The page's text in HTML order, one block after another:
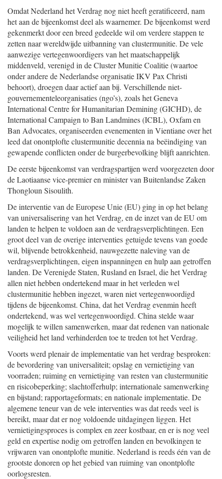
Omdat Nederland het Verdrag nog niet heeft geratificeerd, nam
het aan de bijeenkomst deel als waarnemer. De bijeenkomst werd
gekenmerkt door een breed gedeelde wil om verdere stappen te
zetten naar wereldwijde uitbanning van clustermunitie. De vele
aanwezige vertegenwoordigers van het maatschappelijk
middenveld, verenigd in de Cluster Munitie Coalitie (waartoe
onder andere de Nederlandse organisatie IKV Pax Christi
behoort), droegen daar actief aan bij. Verschillende niet-
gouvernementeleorganisaties (ngo’s), zoals het Geneva
International Centre for Humanitarian Demining (GICHD), de
International Campaign to Ban Landmines (ICBL), Oxfam en
Ban Advocates, organiseerden evenementen in Vientiane over het
leed dat onontplofte clustermunitie decennia na beëindiging van
gewapende conflicten onder de burgerbevolking blijft aanrichten.
De eerste bijeenkomst van verdragspartijen werd voorgezeten door
de Laotiaanse vice-premier en minister van Buitenlandse Zaken
Thongloun Sisoulith.
De interventie van de Europese Unie (EU) ging in op het belang
van universalisering van het Verdrag, en de inzet van de EU om
landen te helpen te voldoen aan de verdragsverplichtingen. Een
groot deel van de overige interventies getuigde tevens van goede
wil, blijvende betrokkenheid, nauwgezette naleving van de
verdragsverplichtingen, eigen inspanningen en hulp aan getroffen
landen. De Verenigde Staten, Rusland en Israel, die het Verdrag
allen niet hebben ondertekend maar in het verleden wel
clustermunitie hebben ingezet, waren niet vertegenwoordigd
tijdens de bijeenkomst. China, dat het Verdrag evenmin heeft
ondertekend, was wel vertegenwoordigd. China stelde waar
mogelijk te willen samenwerken, maar dat redenen van nationale
veiligheid het land verhinderden toe te treden tot het Verdrag.
Voorts werd plenair de implementatie van het verdrag besproken:
de bevordering van universaliteit; opslag en vernietiging van
voorraden; ruiming en vernietiging van resten van clustermunitie
en risicobeperking; slachtofferhulp; internationale samenwerking
en bijstand; rapportageformats; en nationale implementatie. De
algemene teneur van de vele interventies was dat reeds veel is
bereikt, maar dat er nog voldoende uitdagingen liggen. Het
vernietigingsproces is complex en zeer kostbaar, en er is nog veel
geld en expertise nodig om getroffen landen en bevolkingen te
vrijwaren van onontplofte munitie. Nederland is reeds één van de
grootste donoren op het gebied van ruiming van onontplofte
oorlogsresten.